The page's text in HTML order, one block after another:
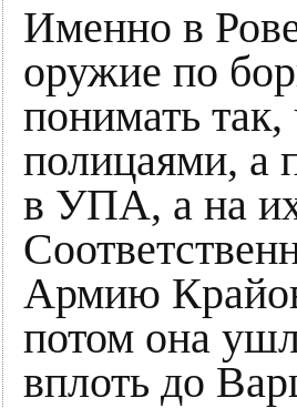
Именно в
оружие по
понимать
полицаями, а
в УПА, а на
Армию
потом она
вплоть до